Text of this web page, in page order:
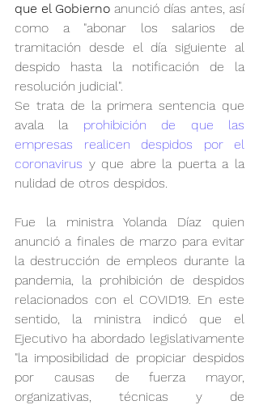
que el Gobierno anunció días antes, así
como a "abonar los salarios de
tramitación desde el día siguiente al
despido hasta la notificación de la
resolución judicial".
Se trata de la primera sentencia que
avala la prohibición de que las
empresas realicen despidos por el
coronavirus y que abre la puerta a la
nulidad de otros despidos.
Fue la ministra Yolanda Díaz quien
anunció a finales de marzo para evitar
la destrucción de empleos durante la
pandemia, la prohibición de despidos
relacionados con el COVID19. En este
sentido, la ministra indicó que el
Ejecutivo ha abordado legislativamente
"la imposibilidad de propiciar despidos
por causas de fuerza mayor,
organizativas, técnicas y de